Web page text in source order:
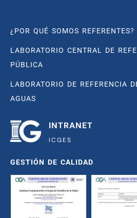
¿POR QUÉ SOMOS REFERENTES?
LABORATORIO CENTRAL DE
PÚBLICA
LABORATORIO DE REFERENCIA
AGUAS
INTRANET
ICGES
GESTIÓN DE CALIDAD